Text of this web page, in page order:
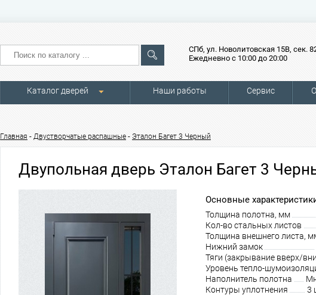
СПб, ул. Новолитовская 15В, сек.
Ежедневно с 10:00 до 20:00
Каталог дверей Наши работы Сервис
Главная - Двустворчатые распашные - Эталон Багет 3 Черный
Двупольная дверь Эталон Багет 3
Основные
Толщина полотна, мм
Кол-во стальных листов
Толщина внешнего листа,
Нижний замок
Тяги (закрывание вверх/
Уровень тепло-
Наполнитель полотна
Контуры уплотнения
3